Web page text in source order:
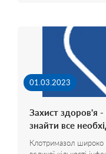
01.03.2023
Захист здоров'я
знайти все
Клотримазол широко